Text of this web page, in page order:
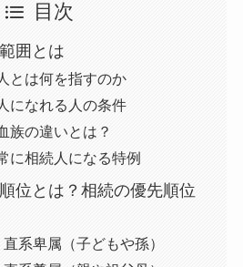
目次
囲とは
とは何を指すのか
になれる人の条件
族の違いとは？
に相続人になる特例
位とは？相続の優先順位
系卑属（子どもや孫）